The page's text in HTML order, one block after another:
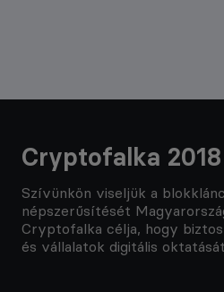
Cryptofalka
Szívünkön viseljük a
népszerűsítését
Cryptofalka célja, hogy
és vállalatok digitális